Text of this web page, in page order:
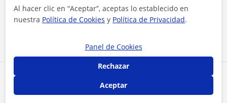
Comparte a este profesor
Contactar ahora
Al hacer clic en “Aceptar”, aceptas lo establecido en
nuestra Política de Cookies y Política de Privacidad.
Panel de Cookies
Rechazar
Aceptar